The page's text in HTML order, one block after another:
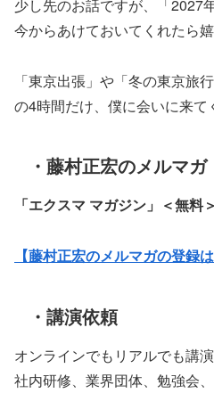
少し先のお話ですが、「2027
今からあけておいてくれたら
「東京出張」や「冬の東京旅
の4時間だけ、僕に会いに来て
・藤村正宏のメルマガ
「エクスマ マガジン」 ＜無料
【藤村正宏のメルマガの登録
・講演依頼
オンラインでもリアルでも講
社内研修、業界団体、勉強会